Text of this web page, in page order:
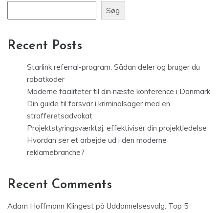
Søg
Recent Posts
Starlink referral-program: Sådan deler og bruger du
rabatkoder
Moderne faciliteter til din næste konference i Danmark
Din guide til forsvar i kriminalsager med en
strafferetsadvokat
Projektstyringsværktøj: effektivisér din projektledelse
Hvordan ser et arbejde ud i den moderne
reklamebranche?
Recent Comments
Adam Hoffmann Klingest på Uddannelsesvalg: Top 5